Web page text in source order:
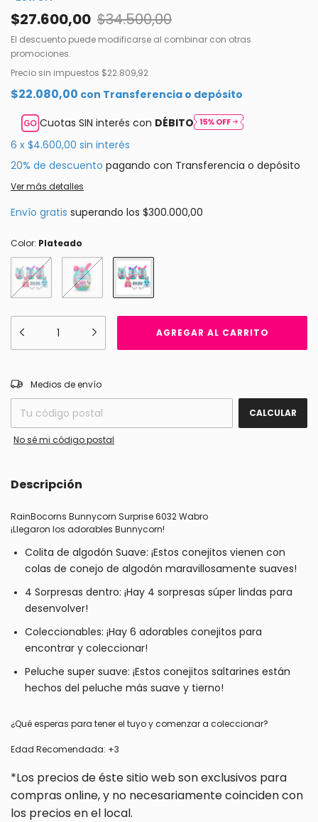
$27.600,00 $34.500,00
El descuento puede modificarse al combinar con otras
promociones.
Precio sin impuestos $22.809,92
$22.080,00 con Transferencia o depósito
Cuotas SIN interés con DÉBITO
6 x $4.600,00 sin interés
20% de descuento pagando con Transferencia o depósito
Ver más detalles
Envío gratis superando los $300.000,00
Color: Plateado
Entregas para el CP:
Medios de envío
CALCULAR
No sé mi código postal
Descripción
RainBocorns Bunnycorn Surprise 6032 Wabro
¡Llegaron los adorables Bunnycorn!
Colita de algodón Suave: ¡Estos conejitos vienen con
colas de conejo de algodón maravillosamente suaves!
4 Sorpresas dentro: ¡Hay 4 sorpresas súper lindas para
desenvolver!
Coleccionables: ¡Hay 6 adorables conejitos para
encontrar y coleccionar!
Peluche super suave: ¡Estos conejitos saltarines están
hechos del peluche más suave y tierno!
¿Qué esperas para tener el tuyo y comenzar a coleccionar?
Edad Recomendada: +3
*Los precios de éste sitio web son exclusivos para
compras online, y no necesariamente coinciden con
los precios en el local.